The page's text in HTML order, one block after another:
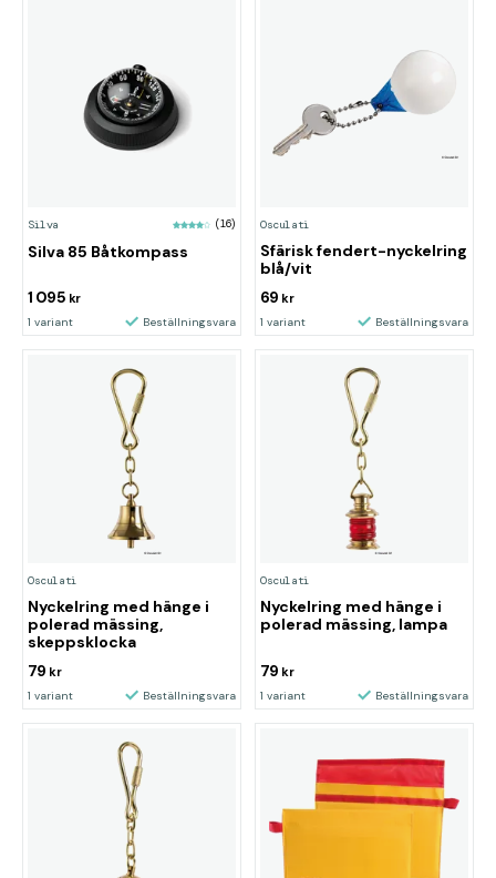
Silva (16)
Silva 85 Båtkompass
1 095 kr
1 variant Beställningsvara
Osculati
Sfärisk fendert-nyckelring
blå/vit
69 kr
1 variant Beställningsvara
Osculati
Nyckelring med hänge i
polerad mässing,
skeppsklocka
79 kr
1 variant Beställningsvara
Osculati
Nyckelring med hänge i
polerad mässing, lampa
79 kr
1 variant Beställningsvara